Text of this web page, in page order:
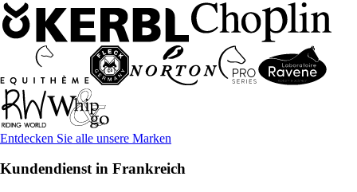
Entdecken Sie alle unsere Marken
Kundendienst in Frankreich